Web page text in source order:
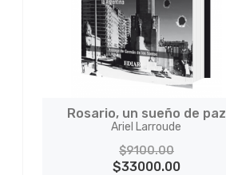
Rosario, un sueño de paz
Ariel Larroude
$9100.00
$33000.00